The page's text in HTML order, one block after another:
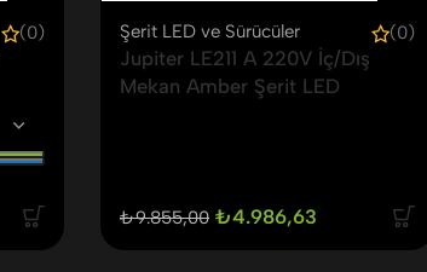
(0) Şerit LED ve Sürücüler (0)
Jupiter LE211 A 220V İç/Dış
Mekan Amber Şerit LED
₺9.855,00 ₺4.986,63